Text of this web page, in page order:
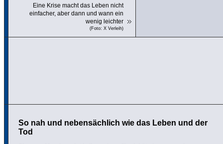
Eine Krise macht das Leben nicht
einfacher, aber dann und wann ein
wenig leichter
(Foto: X Verleih)
So nah und nebensächlich wie das Leben und der
Tod